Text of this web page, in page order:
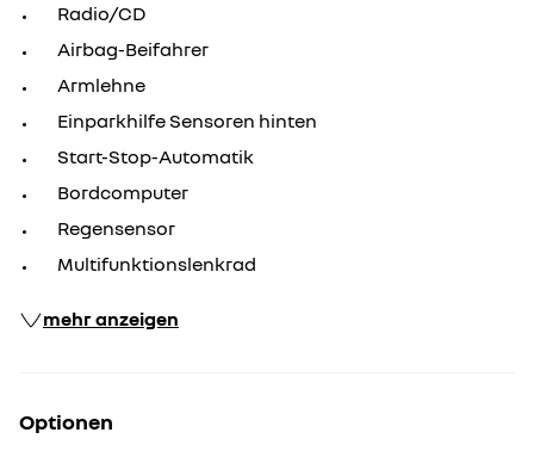
Radio/CD
Airbag-Beifahrer
Armlehne
Einparkhilfe Sensoren hinten
Start-Stop-Automatik
Bordcomputer
Regensensor
Multifunktionslenkrad
mehr anzeigen
Optionen